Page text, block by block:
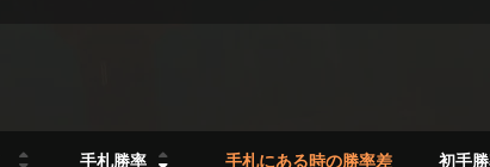
手札勝率 手札にある時の勝率差 初手